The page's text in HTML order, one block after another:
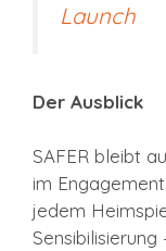
Launch
Der Ausblick
SAFER bleibt
im
jedem